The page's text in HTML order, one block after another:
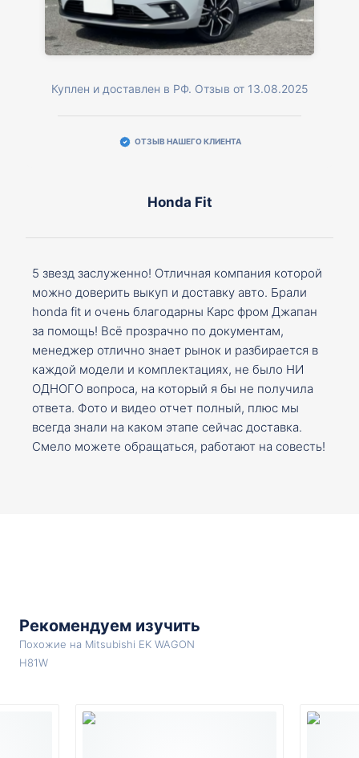
Куплен и доставлен в РФ. Отзыв от 13.08.2025
ОТЗЫВ НАШЕГО КЛИЕНТА
Honda Fit
5 звезд заслуженно! Отличная компания которой
можно доверить выкуп и доставку авто. Брали
honda fit и очень благодарны Карс фром Джапан
за помощь! Всё прозрачно по документам,
менеджер отлично знает рынок и разбирается в
каждой модели и комплектациях, не было НИ
ОДНОГО вопроса, на который я бы не получила
ответа. Фото и видео отчет полный, плюс мы
всегда знали на каком этапе сейчас доставка.
Смело можете обращаться, работают на совесть!
Рекомендуем изучить
Похожие на Mitsubishi EK WAGON
H81W